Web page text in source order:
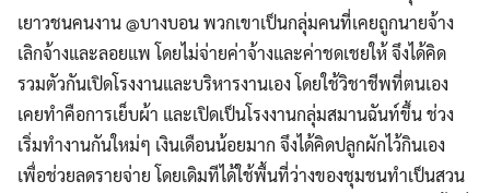
เยาวชนคนงาน @บางบอน พวกเขาเป็นกลุ่มคนที่เคยถูกนายจ้าง
เลิกจ้างและลอยแพ โดยไม่จ่ายค่าจ้างและค่าชดเชยให้ จึงได้คิด
รวมตัวกันเปิดโรงงานและบริหารงานเอง โดยใช้วิชาชีพที่ตนเอง
เคยทำคือการเย็บผ้า และเปิดเป็นโรงงานกลุ่มสมานฉันท์ขึ้น ช่วง
เริ่มทำงานกันใหม่ๆ เงินเดือนน้อยมาก จึงได้คิดปลูกผักไว้กินเอง
เพื่อช่วยลดรายจ่าย โดยเดิมทีได้ใช้พื้นที่ว่างของชุมชนทำเป็นสวน